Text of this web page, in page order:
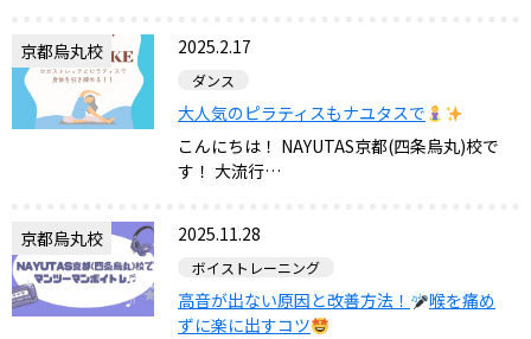
京都烏丸校 2025.2.17
ダンス
大人気のピラティスもナユタスで
こんにちは！ NAYUTAS京都(四条烏丸)校で
す！ 大流行…
京都烏丸校 2025.11.28
ボイストレーニング
高音が出ない原因と改善方法！
喉を痛め
ずに楽に出すコツ